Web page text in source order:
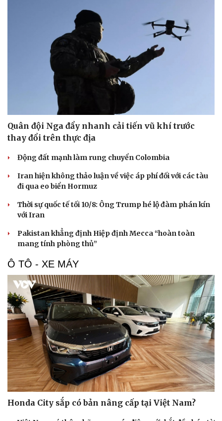
Văn hóa
Sân khấu - Điện ảnh
Âm nhạc
Giải trí
Sao Việt
Quân đội Nga đẩy nhanh cải tiến vũ khí trước
thay đổi trên thực địa
Động đất mạnh làm rung chuyển Colombia
Iran hiện không thảo luận về việc áp phí đối với các tàu
đi qua eo biển Hormuz
Thời sự quốc tế tối 10/8: Ông Trump hé lộ đàm phán kín
với Iran
Pakistan khẳng định Hiệp định Mecca “hoàn toàn
mang tính phòng thủ”
Ô TÔ - XE MÁY
Honda City sắp có bản nâng cấp tại Việt Nam?